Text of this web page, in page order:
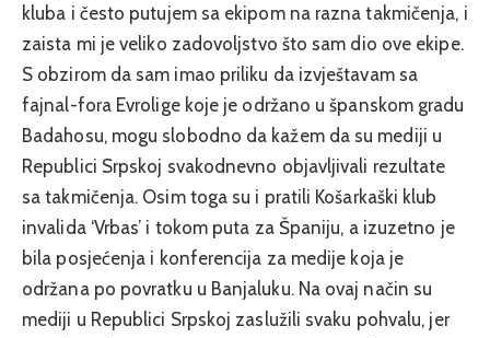
kluba i često putujem sa ekipom na razna takmičenja, i
zaista mi je veliko zadovoljstvo što sam dio ove ekipe.
S obzirom da sam imao priliku da izvještavam sa
fajnal-fora Evrolige koje je održano u španskom gradu
Badahosu, mogu slobodno da kažem da su mediji u
Republici Srpskoj svakodnevno objavljivali rezultate
sa takmičenja. Osim toga su i pratili Košarkaški klub
invalida ‘Vrbas’ i tokom puta za Španiju, a izuzetno je
bila posjećenja i konferencija za medije koja je
održana po povratku u Banjaluku. Na ovaj način su
mediji u Republici Srpskoj zaslužili svaku pohvalu, jer